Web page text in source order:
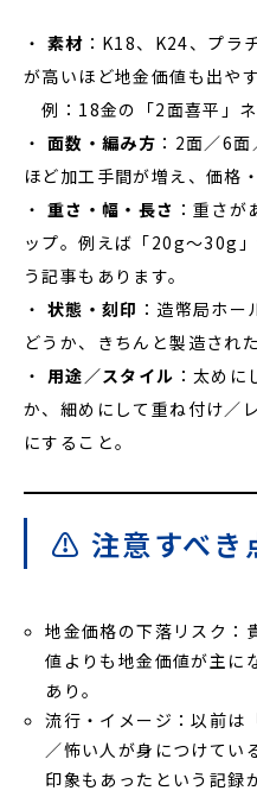
・ 素材 ：K18、K24、プラ
が高いほど地金価値も出やす
例：18金の「2面喜平」ネ
・ 面数・編み方 ：2面／6
ほど加工手間が増え、価格
・ 重さ・幅・長さ ：重さ
ップ。例えば「20g～30g
う記事もあります。
・ 状態・刻印 ：造幣局ホ
どうか、きちんと製造され
・ 用途／スタイル ：太め
か、細めにして重ね付け／
にすること。
⚠️ 注意すべき
地金価格の下落リスク：
値よりも地金価値が主に
あり。
流行・イメージ：以前は
／怖い人が身につけてい
印象もあったという記録